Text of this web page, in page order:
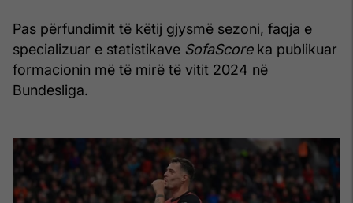
Pas përfundimit të këtij gjysmë sezoni, faqja e
specializuar e statistikave SofaScoreka publikuar
formacionin më të mirë të vitit 2024 në
Bundesliga.